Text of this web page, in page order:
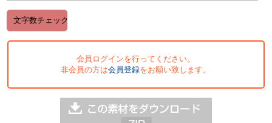
会員ログインを行ってください。
非会員の方は会員登録をお願い致します。